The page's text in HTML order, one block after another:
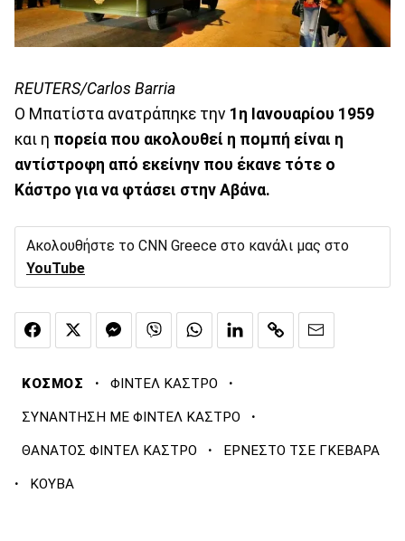
REUTERS/Carlos Barria
Ο Μπατίστα ανατράπηκε την 1η Ιανουαρίου 1959
και η πορεία που ακολουθεί η πομπή είναι η
αντίστροφη από εκείνην που έκανε τότε ο
Κάστρο για να φτάσει στην Αβάνα.
Ακολουθήστε το CNN Greece στο κανάλι μας στο
YouTube
ΚΟΣΜΟΣ · ΦΙΝΤΕΛ ΚΑΣΤΡΟ ·
ΣΥΝΑΝΤΗΣΗ ΜΕ ΦΙΝΤΕΛ ΚΑΣΤΡΟ ·
ΘΑΝΑΤΟΣ ΦΙΝΤΕΛ ΚΑΣΤΡΟ · ΕΡΝΕΣΤΟ ΤΣΕ ΓΚΕΒΑΡΑ
· ΚΟΥΒΑ